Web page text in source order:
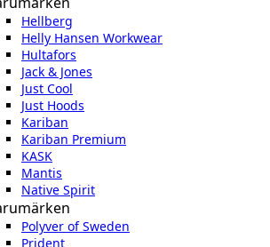
Hellberg
Helly Hansen Workwear
Hultafors
Jack & Jones
Just Cool
Just Hoods
Kariban
Kariban Premium
KASK
Mantis
Native Spirit
Polyver of Sweden
Prident